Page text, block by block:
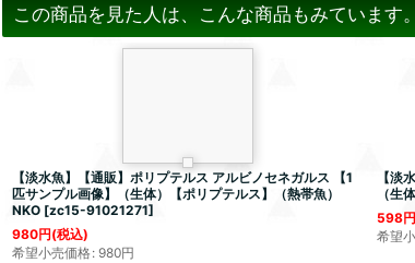
この商品を見た人は、こんな商品もみています。
【淡水魚】【通販】ポリプテルス アルビノセネガルス 【1
匹サンプル画像】（生体）【ポリプテルス】（熱帯魚）
NKO [zc15-91021271]
980円(税込)
希望小売価格: 980円
【淡
（生
598円
希望